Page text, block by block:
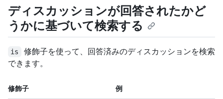
ディスカッションが回答されたかど
うかに基づいて検索する
is
修飾子を使って、回答済みのディスカッションを検索
できます。
修飾子 例